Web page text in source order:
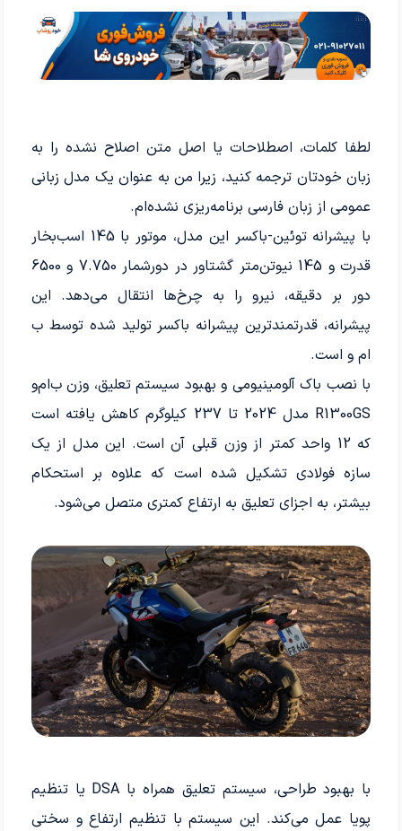
لطفا کلمات، اصطلاحات یا اصل متن اصلاح نشده را به
زبان خودتان ترجمه کنید، زیرا من به عنوان یک مدل زبانی
عمومی از زبان فارسی برنامه‌ریزی نشده‌ام.
با پیشرانه توئین-باکسر این مدل، موتور با 145 اسب­‌بخار
قدرت و 145 نیوتن‌متر گشتاور در دورشمار 7.750 و 6500
دور بر دقیقه، نیرو را به چرخ‌ها انتقال می‌دهد. این
پیشرانه، قدرتمندترین پیشرانه باکسر تولید شده توسط ب
ام و است.
با نصب باک آلومینیومی و بهبود سیستم تعلیق، وزن ب‌ام‌و
R1300GS مدل 2024 تا 237 کیلوگرم کاهش یافته است
که 12 واحد کمتر از وزن قبلی آن است. این مدل از یک
سازه فولادی تشکیل شده است که علاوه بر استحکام
بیشتر، به اجزای تعلیق به ارتفاع کمتری متصل می‌شود.
با بهبود طراحی، سیستم تعلیق همراه با DSA یا تنظیم
پویا عمل می‌کند. این سیستم با تنظیم ارتفاع و سختی